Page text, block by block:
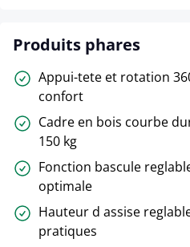
Produits phares
Appui-tete et rotation
confort
Cadre en bois courbe
150 kg
Fonction bascule
optimale
Hauteur d assise
pratiques